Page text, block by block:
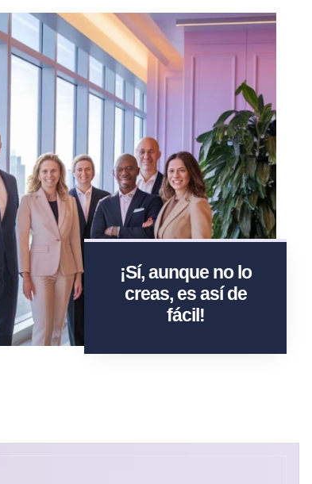
¡Sí, aunque no lo
creas, es así de
fácil!